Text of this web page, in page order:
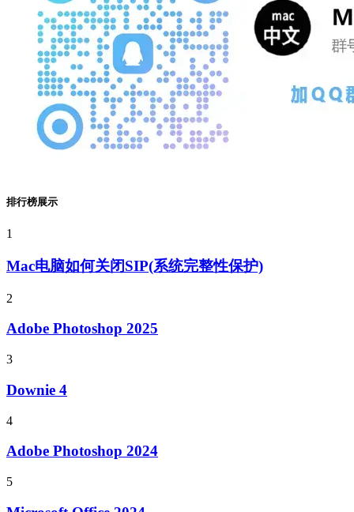
排行榜展示
1
Mac电脑如何关闭SIP(系统完整性保护)
2
Adobe Photoshop 2025
3
Downie 4
4
Adobe Photoshop 2024
5